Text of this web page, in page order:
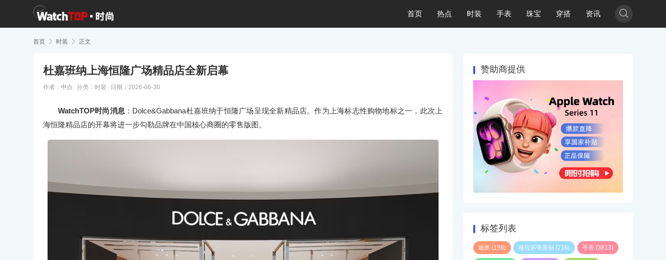
首页 热点 时装 手表 珠宝 穿搭 资讯 
首页  时装  正文
杜嘉班纳上海恒隆广场精品店全新启幕
作者：申垚 分类： 时装 日期：2026-06-30
WatchTOP时尚消息 ：Dolce&Gabbana杜嘉班纳于恒隆广场呈现全新精品店。作为上海标志性购物地标之一，此次上
海恒隆精品店的开幕将进一步勾勒品牌在中国核心商圈的零售版图。
赞助商提供
标签列表
迪奥 (198) 格拉苏蒂原创 (216) 手表 (3813)